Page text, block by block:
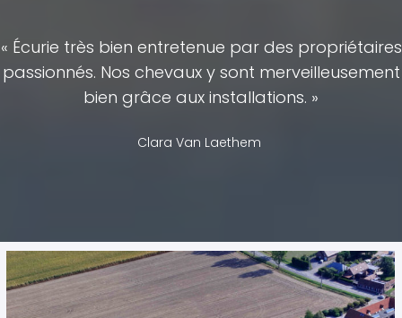
« Écurie très bien entretenue par des propriétaires
passionnés. Nos chevaux y sont merveilleusement
bien grâce aux installations. »
Clara Van Laethem